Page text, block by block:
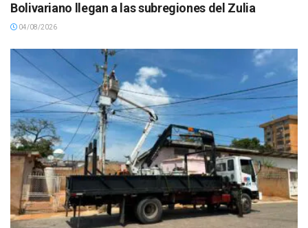
Bolivariano llegan a las subregiones del Zulia
04/08/2026